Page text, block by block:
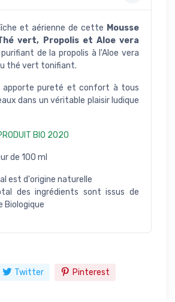
et aérienne de cette Mousse
vert, Propolis et Aloe vera
de la propolis à l'Aloe vera
thé vert tonifiant.
apporte pureté et confort à tous
dans un véritable plaisir ludique
BIO 2020
de 100 ml
est d'origine naturelle
des ingrédients sont issus de
Biologique
Twitter Pinterest